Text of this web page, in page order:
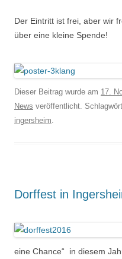
Der Eintritt ist frei, aber wir
über eine kleine Spende!
Dieser Beitrag wurde am 17.
News veröffentlicht.
ingersheim.
Dorffest in
eine Chance“ in diesem